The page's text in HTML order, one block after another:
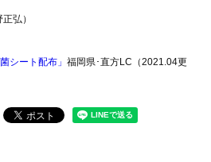
弘）
シート配布」 福岡県･直方LC（2021.04更